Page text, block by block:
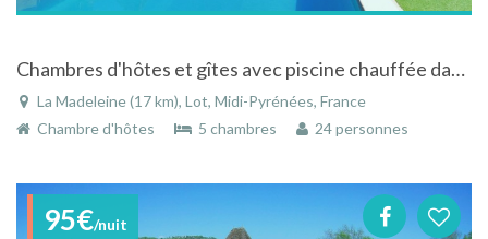
Chambres d'hôtes et gîtes avec piscine chauffée dans en Occitanie
La Madeleine (17 km), Lot, Midi-Pyrénées, France
Chambre d'hôtes
5 chambres 24 personnes
95€/nuit